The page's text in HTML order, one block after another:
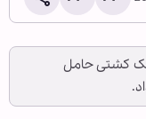
یک کشتی حامل